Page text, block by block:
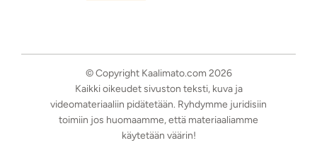
© Copyright Kaalimato.com 2026
Kaikki oikeudet sivuston teksti, kuva ja
videomateriaaliin pidätetään. Ryhdymme juridisiin
toimiin jos huomaamme, että materiaaliamme
käytetään väärin!